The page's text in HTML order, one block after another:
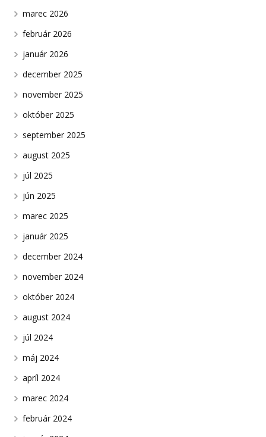
marec 2026
február 2026
január 2026
december 2025
november 2025
október 2025
september 2025
august 2025
júl 2025
jún 2025
marec 2025
január 2025
december 2024
november 2024
október 2024
august 2024
júl 2024
máj 2024
apríl 2024
marec 2024
február 2024